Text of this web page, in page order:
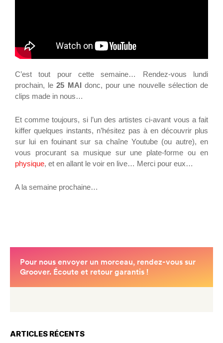
C’est tout pour cette semaine… Rendez-vous lundi
prochain, le25 MAIdonc, pour une nouvelle sélection de
clips made in nous…
Et comme toujours, si l’un des artistes ci-avant vous a fait
kiffer quelques instants, n’hésitez pas à en découvrir plus
sur lui en fouinant sur sa chaîne Youtube (ou autre), en
vous procurant sa musique sur une plate-forme ou en
physique, et en allant le voir en live… Merci pour eux…
A la semaine prochaine…
ARTICLES RÉCENTS